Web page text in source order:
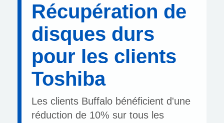
Récupération de
disques durs
pour les clients
Toshiba
Les clients Buffalo bénéficient d'une
réduction de 10% sur tous les